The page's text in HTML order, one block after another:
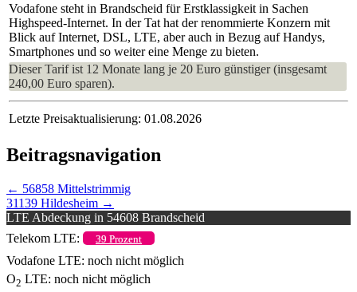
Vodafone steht in Brandscheid für Erstklassigkeit in Sachen
Highspeed-Internet. In der Tat hat der renommierte Konzern mit
Blick auf Internet, DSL, LTE, aber auch in Bezug auf Handys,
Smartphones und so weiter eine Menge zu bieten.
Dieser Tarif ist 12 Monate lang je 20 Euro günstiger (insgesamt
240,00 Euro sparen).
Letzte Preisaktualisierung: 01.08.2026
Beitragsnavigation
← 56858 Mittelstrimmig
31139 Hildesheim →
LTE Abdeckung in 54608 Brandscheid
Telekom LTE:
39 Prozent
Vodafone LTE: noch nicht möglich
O2 LTE: noch nicht möglich